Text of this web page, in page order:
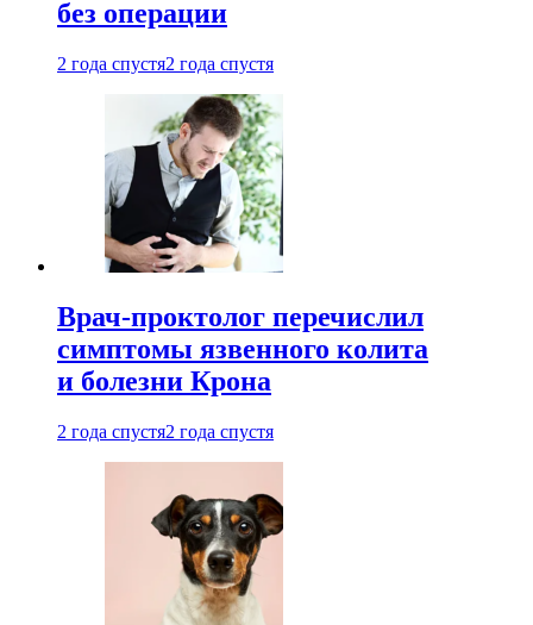
без операции
2 года спустя2 года спустя
Врач-проктолог перечислил
симптомы язвенного колита
и болезни Крона
2 года спустя2 года спустя